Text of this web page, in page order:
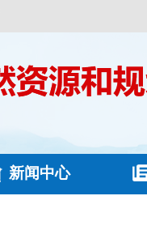
新闻中心